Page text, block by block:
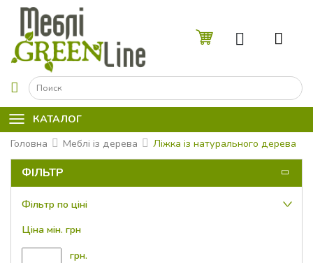
☰
КАТАЛОГ
Головна
Меблі із дерева Ліжка із натурального дерева
ФІЛЬТР
Фільтр по ціні
Ціна мін. грн
грн.